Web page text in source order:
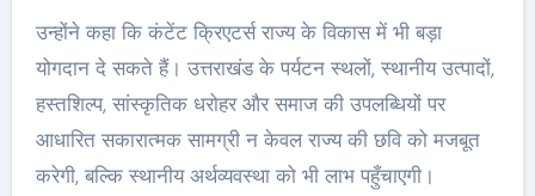
उन्होंने कहा कि कंटेंट क्रिएटर्स राज्य के विकास में भी बड़ा
योगदान दे सकते हैं। उत्तराखंड के पर्यटन स्थलों, स्थानीय उत्पादों,
हस्तशिल्प, सांस्कृतिक धरोहर और समाज की उपलब्धियों पर
आधारित सकारात्मक सामग्री न केवल राज्य की छवि को मजबूत
करेगी, बल्कि स्थानीय अर्थव्यवस्था को भी लाभ पहुँचाएगी।